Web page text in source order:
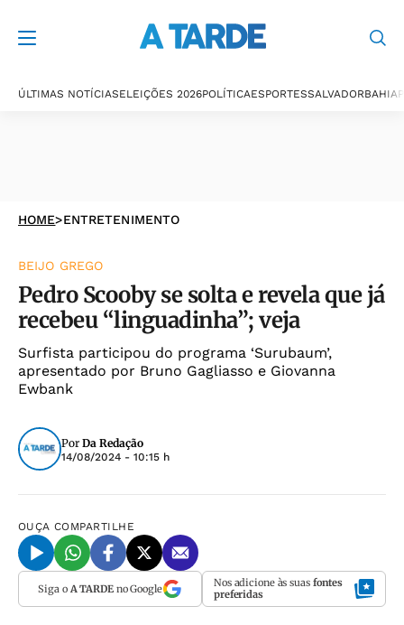
ÚLTIMAS NOTÍCIASELEIÇÕES 2026POLÍTICAESPORTESSALVADORBAHIA
HOME>ENTRETENIMENTO
BEIJO GREGO
Pedro Scooby se solta e revela que já
recebeu “linguadinha”; veja
Surfista participou do programa ‘Surubaum’,
apresentado por Bruno Gagliasso e Giovanna
Ewbank
Por Da Redação
14/08/2024 - 10:15 h
OUÇA COMPARTILHE
Siga o A TARDEno Google Nos adicione às suas fontes
preferidas